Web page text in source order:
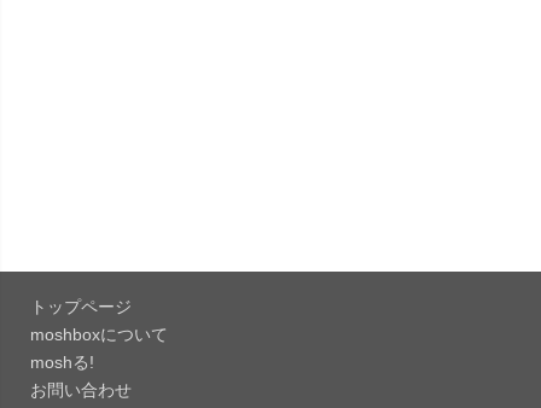
「Google 翻訳 10.31.311」iOS向け最新版をリリ
ース。
「Microsoft Excel 2.112.3」iOS向け最新版をリ
トップページ
moshboxについて
moshる!
お問い合わせ